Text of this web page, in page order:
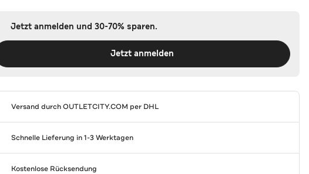
Jetzt anmelden und 30-70% sparen.
Jetzt anmelden
Versand durchOUTLETCITY.COM per DHL
Schnelle Lieferung in 1-3 Werktagen
Kostenlose Rücksendung